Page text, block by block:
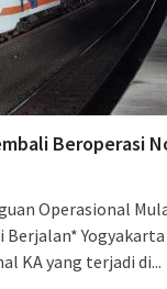
Beroperasi
Operasional
Berjalan*
KA yang terjadi di...